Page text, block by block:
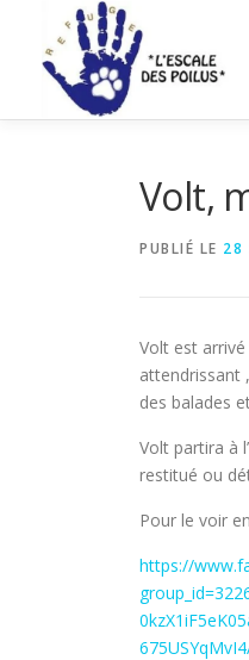
contenu
Volt,
PUBLIÉ LE 28
Volt est
attendrissant
des balades
Volt partira à
restitué ou
Pour le voir
https://